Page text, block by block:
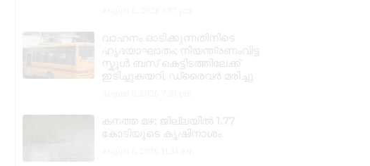
വാഹനം ഓടിക്കുന്നതിനിടെ
ഹൃദയാഘാതം; നിയന്ത്രണംവിട്ട
സ്കൂൾ ബസ് കെട്ടിടത്തിലേക്ക്
ഇടിച്ചുകയറി, ഡ്രൈവർ മരിച്ചു
കനത്ത മഴ: ജില്ലയിൽ 1.77
കോടിയുടെ കൃഷിനാശം